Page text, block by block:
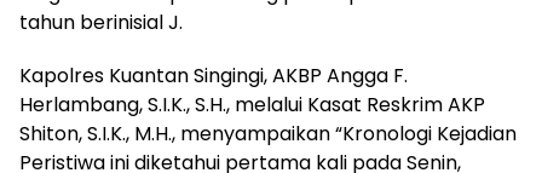
tahun berinisial J.
Kapolres Kuantan Singingi, AKBP Angga F.
Herlambang, S.I.K., S.H., melalui Kasat Reskrim AKP
Shiton, S.I.K., M.H., menyampaikan “Kronologi Kejadian
Peristiwa ini diketahui pertama kali pada Senin,